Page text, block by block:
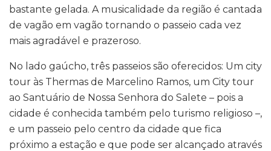
bastante gelada. A musicalidade da região é cantada
de vagão em vagão tornando o passeio cada vez
mais agradável e prazeroso.
No lado gaúcho, três passeios são oferecidos: Um city
tour às Thermas de Marcelino Ramos, um City tour
ao Santuário de Nossa Senhora do Salete – pois a
cidade é conhecida também pelo turismo religioso –,
e um passeio pelo centro da cidade que fica
próximo a estação e que pode ser alcançado através